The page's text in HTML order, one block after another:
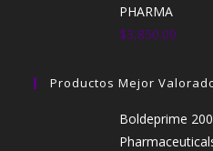
PHARMA
$3,850.00
Productos Mejor
Boldeprime